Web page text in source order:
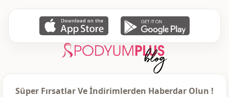
Süper Fırsatlar Ve İndirimlerden Haberdar Olun !